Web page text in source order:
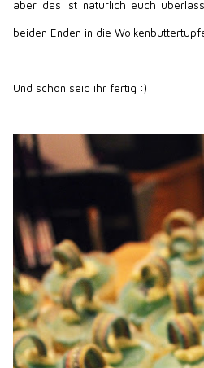
aber das ist natürlich euch
beiden Enden in die
Und schon seid ihr fertig :)